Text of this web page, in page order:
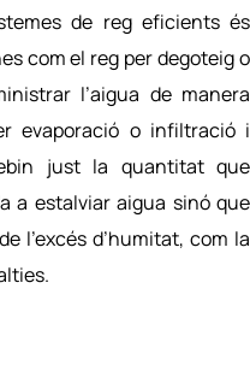
de reg eficients és
com el reg per degoteig o
l’aigua de manera
evaporació o infiltració i
just la quantitat que
a estalviar aigua sinó que
l’excés d’humitat, com la